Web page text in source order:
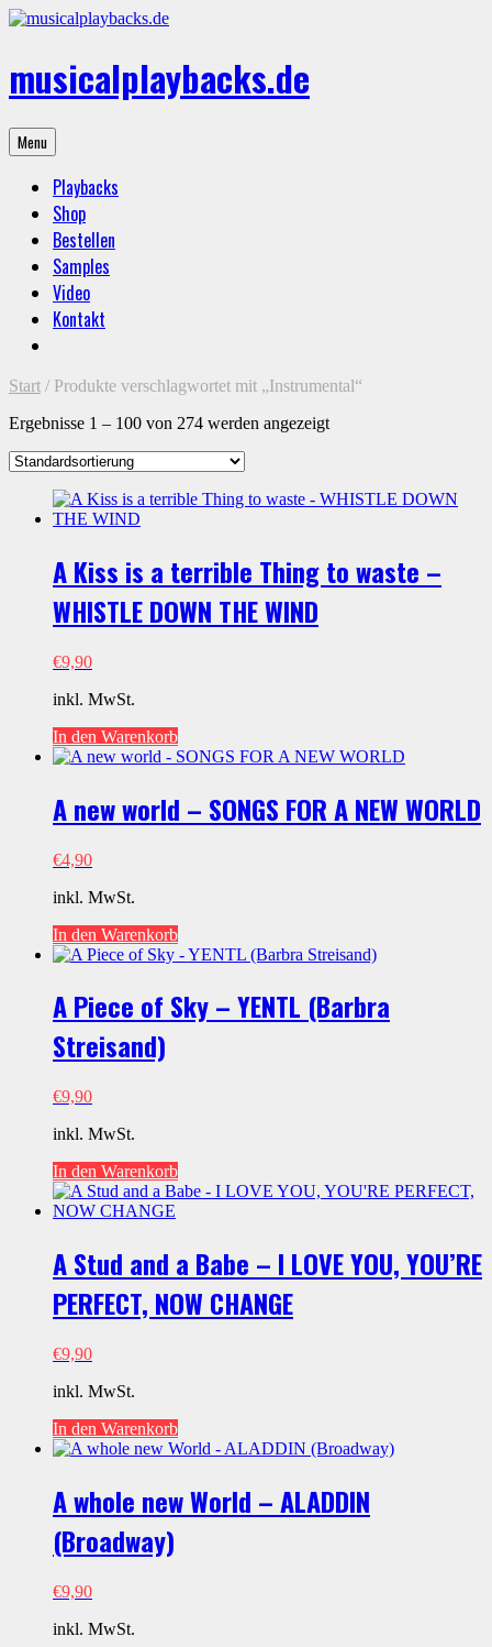
Skip
musicalplaybacks.de
professional
backing
Menu
Playbacks
Shop
Bestellen
Samples
Video
Kontakt
Start / Produkte verschlagwortet mit „Instrumental“
Ergebnisse 1 – 100 von 274 werden angezeigt
A Kiss is a terrible Thing to waste –
WHISTLE DOWN THE WIND
€9,90
inkl. MwSt.
In den Warenkorb
A new world – SONGS FOR A NEW WORLD
€4,90
inkl. MwSt.
In den Warenkorb
A Piece of Sky – YENTL (Barbra
Streisand)
€9,90
inkl. MwSt.
In den Warenkorb
A Stud and a Babe – I LOVE YOU, YOU’RE
PERFECT, NOW CHANGE
€9,90
inkl. MwSt.
In den Warenkorb
A whole new World – ALADDIN
(Broadway)
€9,90
inkl. MwSt.